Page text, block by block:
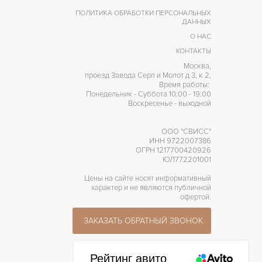
ПОЛИТИКА ОБРАБОТКИ ПЕРСОНАЛЬНЫХ
ДАННЫХ
О НАС
КОНТАКТЫ
Москва,
проезд Завода Серп и Молот д 3, к 2,
Время работы:
Понедельник - Суббота 10:00 - 19:00
Воскресенье - выходной
ООО "СВИСС"
ИНН 9722007386
ОГРН 1217700420926
ЮЛ772201001
Цены на сайте носят информативный
характер и не являются публичной
офертой.
ЗАКАЗАТЬ ОБРАТНЫЙ ЗВОНОК
Рейтинг авито